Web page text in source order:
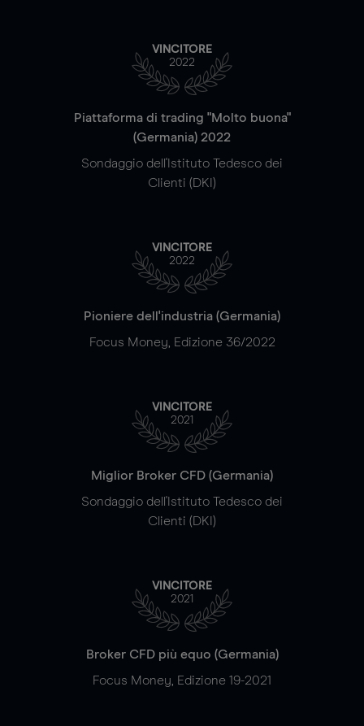
VINCITORE
2022
Piattaforma di trading "Molto buona"
(Germania) 2022
Sondaggio dell'Istituto Tedesco dei
Clienti (DKI)
VINCITORE
2022
Pioniere dell'industria (Germania)
Focus Money, Edizione 36/2022
VINCITORE
2021
Miglior Broker CFD (Germania)
Sondaggio dell'Istituto Tedesco dei
Clienti (DKI)
VINCITORE
2021
Broker CFD più equo (Germania)
Focus Money, Edizione 19-2021